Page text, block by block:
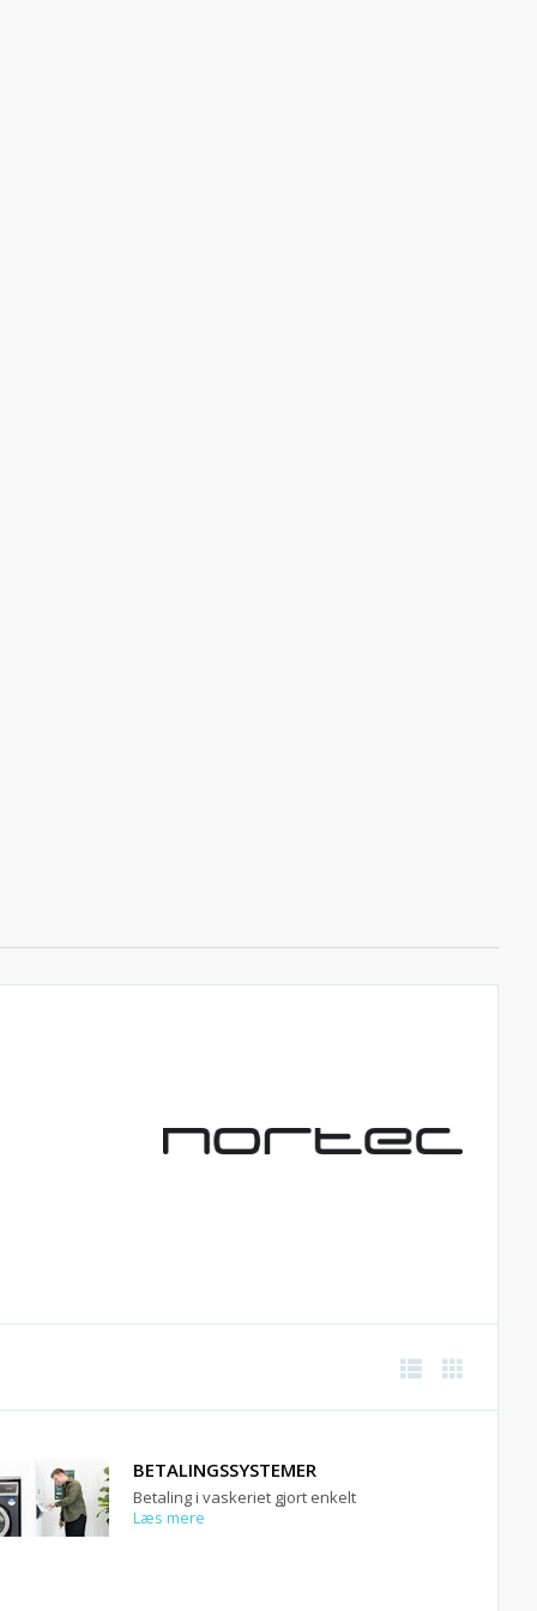
BETALINGSSYSTEMER
Betaling i vaskeriet gjort enkelt
Læs mere